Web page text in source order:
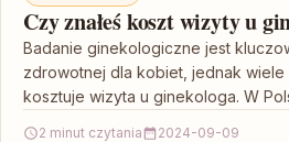
Czy znałeś koszt wizyty u
Badanie ginekologiczne jest
zdrowotnej dla kobiet, jednak wiele
kosztuje wizyta u ginekologa. W
2 minut czytania 2024-09-09